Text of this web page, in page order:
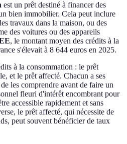
est un prêt destiné à financer des
bien immobilier. Cela peut inclure
travaux dans la maison, ou des
des voitures ou des appareils
, le montant moyen des crédits à la
s'élevait à 8 644 euros en 2025.
à la consommation : le prêt
et le prêt affecté. Chacun a ses
les comprendre avant de faire un
fleuri d'intérêt encombrant pour
accessible rapidement et sans
le prêt affecté, qui nécessite de
peut souvent bénéficier de taux